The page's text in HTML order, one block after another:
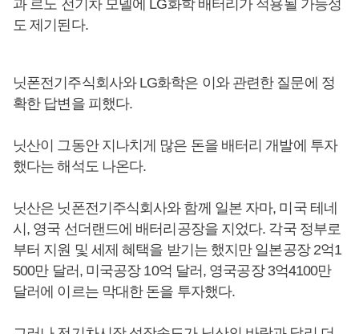
과 르노 전기차 모델에 LG화학 배터리가 적용될 가능성
도 제기된다.
닛폰전기주식회사와 LG화학은 이와 관련한 질문에 정
확한 답변을 피했다.
닛산이 그동안 지나치게 많은 돈을 배터리 개발에 투자
했다는 해석도 나온다.
닛산은 닛폰전기주식회사와 함께 일본 자마, 미국 테네
시, 영국 선더랜드에 배터리공장을 지었다. 각국 정부로
부터 지원 및 세제 혜택을 받기는 했지만 일본공장 2억1
500만 달러, 미국공장 10억 달러, 영국공장 3억4100만
달러에 이르는 막대한 돈을 투자했다.